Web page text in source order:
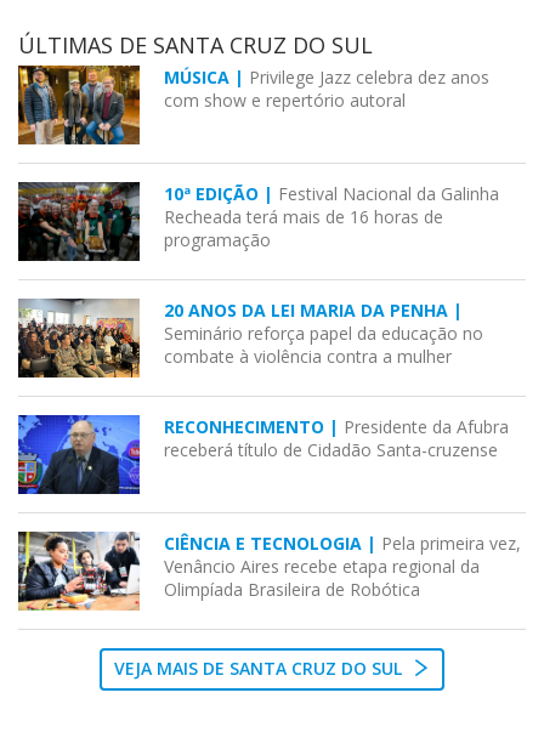
ÚLTIMAS DE SANTA CRUZ DO SUL
MÚSICA | Privilege Jazz celebra dez anos
com show e repertório autoral
10ª EDIÇÃO | Festival Nacional da Galinha
Recheada terá mais de 16 horas de
programação
20 ANOS DA LEI MARIA DA PENHA |
Seminário reforça papel da educação no
combate à violência contra a mulher
RECONHECIMENTO | Presidente da Afubra
receberá título de Cidadão Santa-cruzense
CIÊNCIA E TECNOLOGIA | Pela primeira vez,
Venâncio Aires recebe etapa regional da
Olimpíada Brasileira de Robótica
VEJA MAIS DE SANTA CRUZ DO SUL